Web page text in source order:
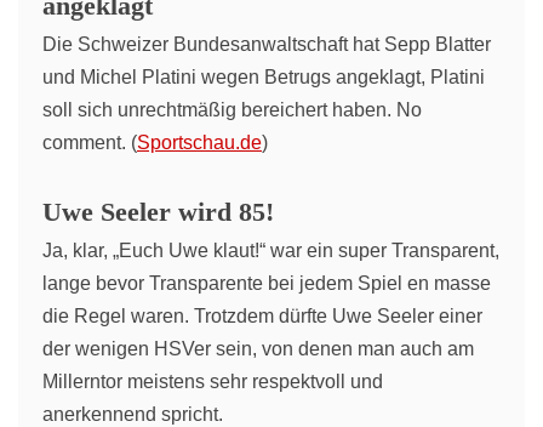
Die Schweizer Bundesanwaltschaft hat Sepp Blatter
und Michel Platini wegen Betrugs angeklagt, Platini
soll sich unrechtmäßig bereichert haben. No
comment. (Sportschau.de)
Uwe Seeler wird 85!
Ja, klar, „Euch Uwe klaut!“ war ein super Transparent,
lange bevor Transparente bei jedem Spiel en masse
die Regel waren. Trotzdem dürfte Uwe Seeler einer
der wenigen HSVer sein, von denen man auch am
Millerntor meistens sehr respektvoll und
anerkennend spricht.